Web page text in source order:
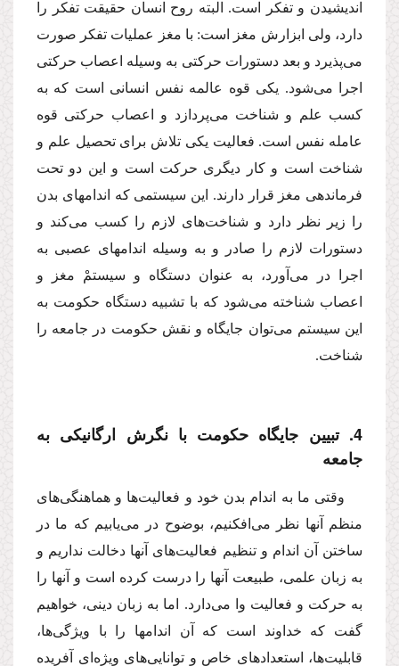
اندیشیدن و تفكر است. البته روح انسان حقیقت تفكر را
دارد، ولى ابزارش مغز است: با مغز عملیات تفكر صورت
مى‌پذیرد و بعد دستورات حركتى به وسیله اعصاب حركتى
اجرا مى‌شود. یكى قوه عالمه نفس انسانى است كه به
كسب علم و شناخت مى‌پردازد و اعصاب حركتى قوه
عامله نفس است. فعالیت یكى تلاش براى تحصیل علم و
شناخت است و كار دیگرى حركت است و این دو تحت
فرماندهى مغز قرار دارند. این سیستمى كه اندامهاى بدن
را زیر نظر دارد و شناخت‌هاى لازم را كسب مى‌كند و
دستورات لازم را صادر و به وسیله اندامهاى عصبى به
اجرا در مى‌آورد، به عنوان دستگاه و سیستمْ مغز و
اعصاب شناخته مى‌شود كه با تشبیه دستگاه حكومت به
این سیستم مى‌توان جایگاه و نقش حكومت در جامعه را
شناخت.
4. تبیین جایگاه حكومت با نگرش ارگانیكى به
جامعه
وقتى ما به اندام بدن خود و فعالیت‌ها و هماهنگى‌هاى
منظم آنها نظر مى‌افكنیم، بوضوح در مى‌یابیم كه ما در
ساختن آن اندام و تنظیم فعالیت‌هاى آنها دخالت نداریم و
به زبان علمى، طبیعت آنها را درست كرده است و آنها را
به حركت و فعالیت وا مى‌دارد. اما به زبان دینى، خواهیم
گفت كه خداوند است كه آن اندامها را با ویژگى‌ها،
قابلیت‌ها، استعدادهاى خاص و توانایى‌هاى ویژه‌اى آفریده